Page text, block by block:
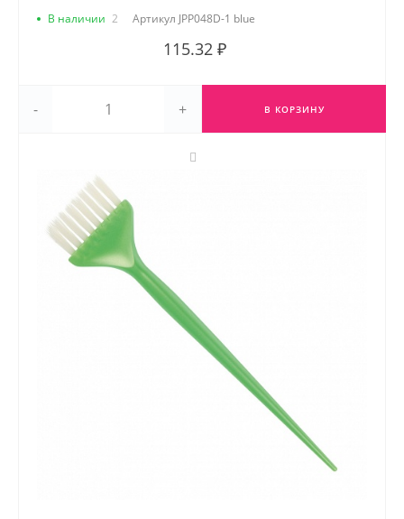
В наличии 2 Артикул JPP048D-1 blue
115.32 ₽
- + В КОРЗИНУ